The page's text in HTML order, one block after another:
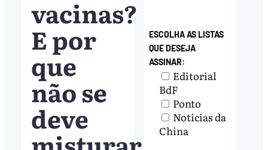
vacinas?
E por
que
não se
deve
ESCOLHA AS LISTAS
QUE DESEJA
ASSINAR:
Editorial
BdF
Ponto
Notícias da
China